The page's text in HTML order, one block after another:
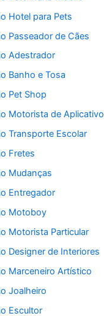
Hotel para Pets
Passeador de Cães
Adestrador
Banho e Tosa
Pet Shop
Motorista de Aplicativo
Transporte Escolar
Fretes
Mudanças
Entregador
Motoboy
Motorista Particular
Designer de Interiores
Marceneiro Artístico
Joalheiro
Escultor